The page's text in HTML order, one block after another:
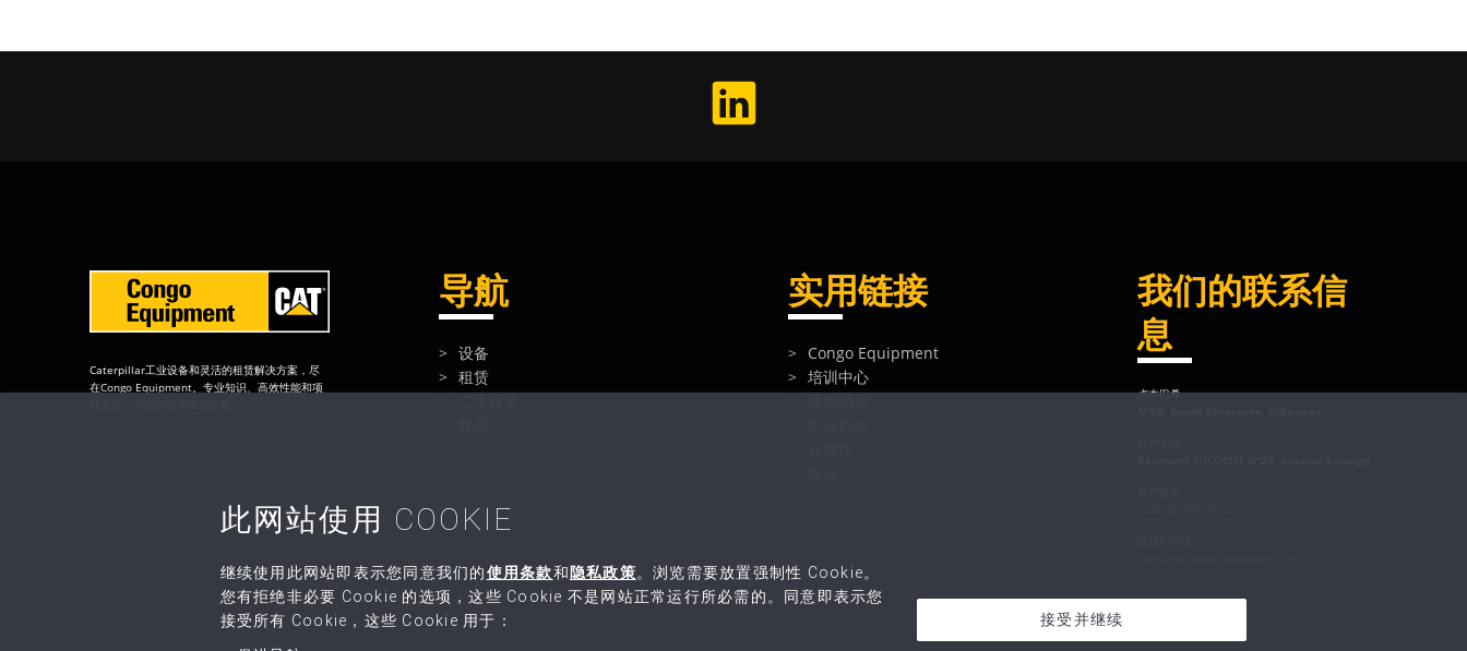
Caterpillar工业设备和灵活的租赁解决方案，尽
在Congo Equipment。专业知识、高效性能和项
导航
设备
租赁
实用链接
Congo Equipment
培训中心
我们的联系信
息
卢本巴希
此网站使用 COOKIE
继续使用此网站即表示您同意我们的使用条款和 隐私政策。浏览需要放置强制性 Cookie。
您有拒绝非必要 Cookie 的选项，这些 Cookie 不是网站正常运行所必需的。同意即表示您
接受所有 Cookie，这些 Cookie 用于：
接受并继续